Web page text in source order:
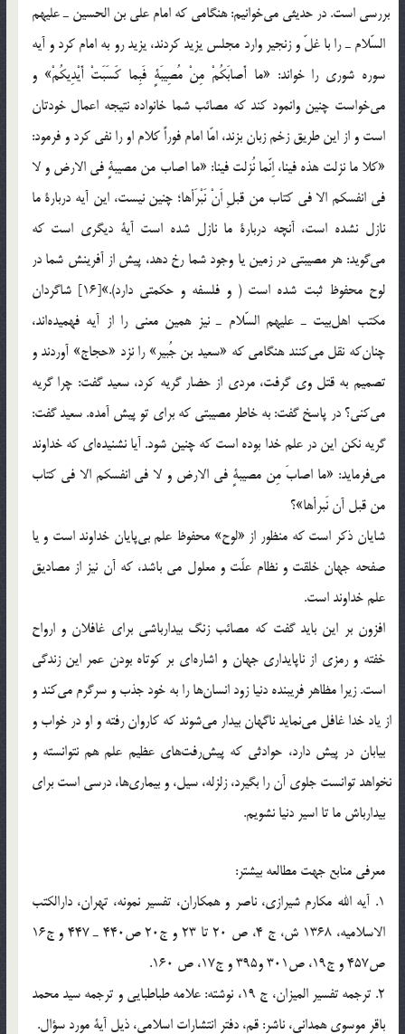
بررسي است. در حديثي مي‎خوانيم: هنگامي كه امام علي بن الحسين ـ عليهم
السّلام ـ را با غلّ و زنجير وارد مجلس يزيد كردند، يزيد رو به امام كرد و آيه
سوره شوري را خواند: «ما أَصابَكُمْ مِنْ مُصِيبَةٍ فَبِما كَسَبَتْ أَيْدِيكُمْ» و
مي‎خواست چنين وانمود كند كه مصائب شما خانواده نتيجه اعمال خودتان
است و از اين طريق زخم زبان بزند، امّا امام فوراً كلام او را نفي كرد و فرمود:
«كلا ما نزلت هذه فينا، اِنّما نُزلت فينا: «ما اصاب من مصيبةٍ في الارض و لا
في انفسكم الا في كتاب من قبلِ اَنْ نَبْرَأها؛ چنين نيست، اين آيه دربارة ما
نازل نشده است، آنچه دربارة ما نازل شده است آية ديگري است كه
مي‌گويد: هر مصيبتي در زمين يا وجود شما رخ دهد، پيش از آفرينش شما در
لوح محفوظ ثبت شده است ( و فلسفه و حكمتي دارد).»[16] شاگردان
مكتب اهل‌بيت ـ عليهم السّلام ـ نيز همين معني را از آيه فهميده‎اند،
چنان‌كه نقل مي‎كنند هنگامي كه «سعيد بن جُبير» را نزد «حجاج» آوردند و
تصميم به قتل وي گرفت، مردي از حضار گريه كرد، سعيد گفت: چرا گريه
مي‎كني؟ در پاسخ گفت: به خاطر مصيبتي كه براي تو پيش آمده. سعيد گفت:
گريه نكن اين در علم خدا بوده است كه چنين شود. آيا نشنيده‎اي كه خداوند
مي‌فرمايد: «ما اصابَ مِن مصيبةٍ في الارض و لا في انفسكم الا في كتاب
من قبل آن نَبرأها»؟
شايان ذكر است كه منظور از «لوح» محفوظ علم بي‎پايان خداوند است و يا
صفحه جهان خلقت و نظام علّت و معلول مي باشد، كه آن نيز از مصاديق
علم خداوند است.
افزون بر اين بايد گفت که مصائب زنگ بيدارباشي براي غافلان و ارواح
خفته و رمزي از ناپايداري جهان و اشاره‎اي بر كوتاه بودن عمر اين زندگي
است. زيرا مظاهر فريبنده دنيا زود انسان‎ها را به خود جذب و سرگرم مي‌كند و
از ياد خدا غافل مي‎نمايد ناگهان بيدار مي‎شوند كه كاروان رفته و او در خواب و
بيابان در پيش دارد، حوادثي كه پيش‌رفت‎هاي عظيم علم هم نتوانسته و
نخواهد توانست جلوي آن را بگيرد، زلزله، سيل، و بيماري‎ها، درسي است براي
بيدارباش ما تا اسير دنيا نشويم.
معرفي منابع جهت مطالعه بيشتر:
1. آيه الله مکارم شيرازي، ناصر و همکاران، تفسير نمونه، تهران، دارالکتب
الاسلاميه، 1368 ش، ج 4، ص 20 تا 23 و ج20 ص440 ـ 447 و ج16
ص457 و ج19، ص301 و395 و ج17، ص 160.
2. ترجمه تفسير الميزان، ج 19، نوشته: علامه طباطبايي و ترجمه سيد محمد
باقر موسوي همداني، ناشر: قم، دفتر انتشارات اسلامي، ذيل آية مورد سؤال.